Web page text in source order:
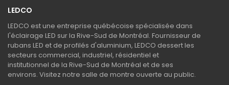
LEDCO
LEDCO est une entreprise québécoise spécialisée dans
l'éclairage LED sur la Rive-Sud de Montréal. Fournisseur de
rubans LED et de profilés d'aluminium, LEDCO dessert les
secteurs commercial, industriel, résidentiel et
institutionnel de la Rive-Sud de Montréal et de ses
environs. Visitez notre salle de montre ouverte au public.